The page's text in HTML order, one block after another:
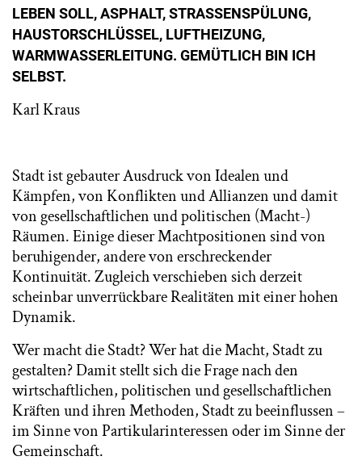
LEBEN SOLL, ASPHALT, STRASSENSPÜLUNG,
HAUSTORSCHLÜSSEL, LUFTHEIZUNG,
WARMWASSERLEITUNG. GEMÜTLICH BIN ICH
SELBST.
Karl Kraus
Stadt ist gebauter Ausdruck von Idealen und
Kämpfen, von Konflikten und Allianzen und damit
von gesellschaftlichen und politischen (Macht-)
Räumen. Einige dieser Machtpositionen sind von
beruhigender, andere von erschreckender
Kontinuität. Zugleich verschieben sich derzeit
scheinbar unverrückbare Realitäten mit einer hohen
Dynamik.
Wer macht die Stadt? Wer hat die Macht, Stadt zu
gestalten? Damit stellt sich die Frage nach den
wirtschaftlichen, politischen und gesellschaftlichen
Kräften und ihren Methoden, Stadt zu beeinflussen –
im Sinne von Partikularinteressen oder im Sinne der
Gemeinschaft.